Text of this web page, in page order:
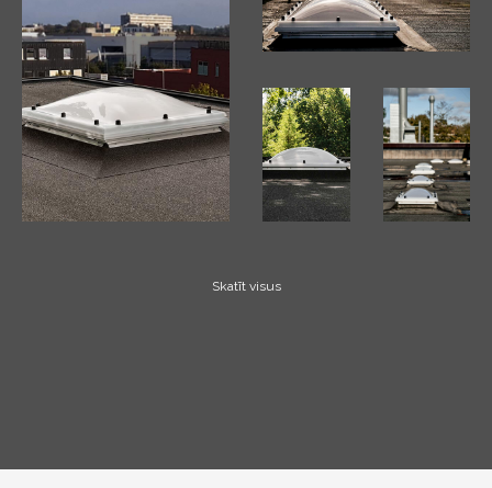
Skatīt visus